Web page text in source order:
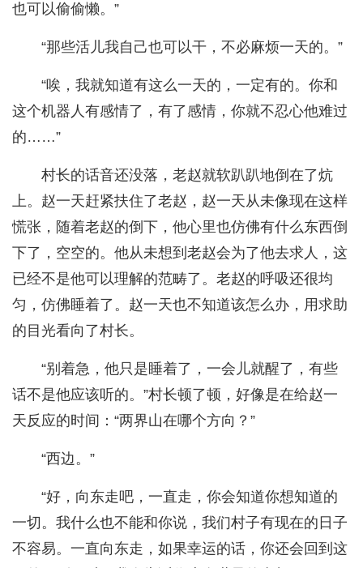
也可以偷偷懒。”
“那些活儿我自己也可以干，不必麻烦一天的。”
“唉，我就知道有这么一天的，一定有的。你和
这个机器人有感情了，有了感情，你就不忍心他难过
的……”
村长的话音还没落，老赵就软趴趴地倒在了炕
上。赵一天赶紧扶住了老赵，赵一天从未像现在这样
慌张，随着老赵的倒下，他心里也仿佛有什么东西倒
下了，空空的。他从未想到老赵会为了他去求人，这
已经不是他可以理解的范畴了。老赵的呼吸还很均
匀，仿佛睡着了。赵一天也不知道该怎么办，用求助
的目光看向了村长。
“别着急，他只是睡着了，一会儿就醒了，有些
话不是他应该听的。”村长顿了顿，好像是在给赵一
天反应的时间：“两界山在哪个方向？”
“西边。”
“好，向东走吧，一直走，你会知道你想知道的
一切。我什么也不能和你说，我们村子有现在的日子
不容易。一直向东走，如果幸运的话，你还会回到这